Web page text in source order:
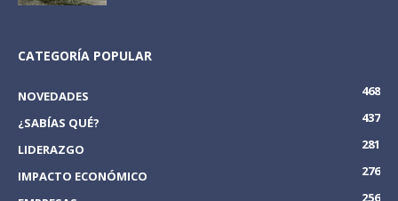
CATEGORÍA POPULAR
NOVEDADES
468
¿SABÍAS QUÉ?
437
LIDERAZGO
281
IMPACTO ECONÓMICO
276
256